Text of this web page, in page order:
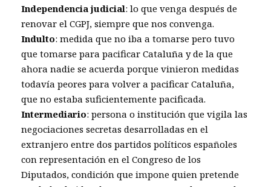
Independencia judicial: lo que venga después de
renovar el CGPJ, siempre que nos convenga.
Indulto: medida que no iba a tomarse pero tuvo
que tomarse para pacificar Cataluña y de la que
ahora nadie se acuerda porque vinieron medidas
todavía peores para volver a pacificar Cataluña,
que no estaba suficientemente pacificada.
Intermediario: persona o institución que vigila las
negociaciones secretas desarrolladas en el
extranjero entre dos partidos políticos españoles
con representación en el Congreso de los
Diputados, condición que impone quien pretende